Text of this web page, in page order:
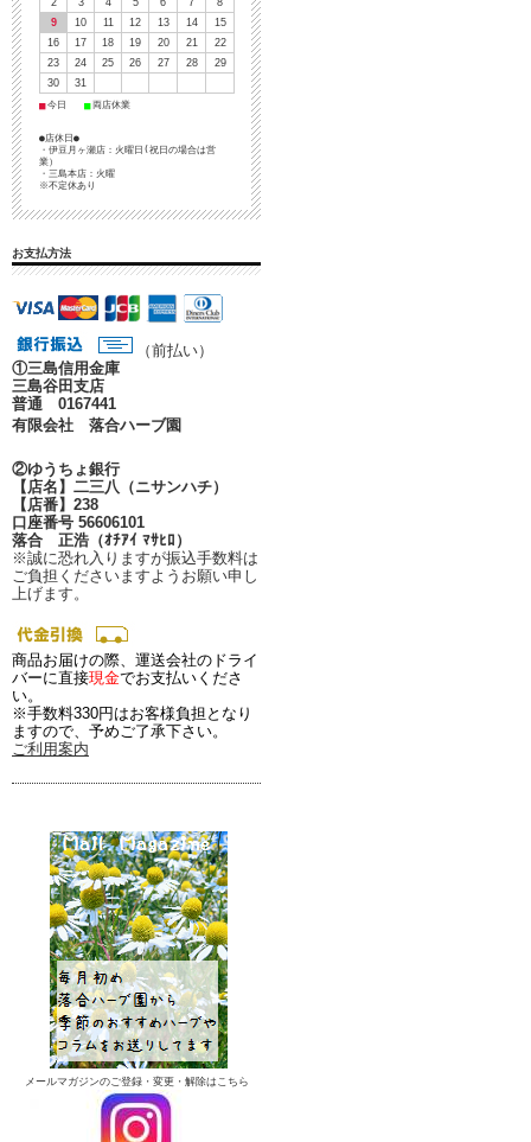
2 3 4 5 6 7
8
9
10 11 12 13 14
15
16
17 18 19 20 21
22
23
24 25 26 27 28
29
30
31
■ 今日 ■ 両店休業
●店休日●
・伊豆月ヶ瀬店：火曜日(祝日の場合は営
業）
・三島本店：火曜
※不定休あり
お支払方法
（前払い）
①三島信用金庫
三島谷田支店
普通 0167441
有限会社 落合ハーブ園
②ゆうちょ銀行
【店名】二三八（ニサンハチ）
【店番】238
口座番号 56606101
落合 正浩（ｵﾁｱｲ ﾏｻﾋﾛ）
※誠に恐れ入りますが振込手数料は
ご負担くださいますようお願い申し
上げます。
商品お届けの際、運送会社のドライ
バーに直接現金でお支払いくださ
い。
※手数料330円はお客様負担となり
ますので、予めご了承下さい。
ご利用案内
メールマガジンのご登録・変更・解除はこちら